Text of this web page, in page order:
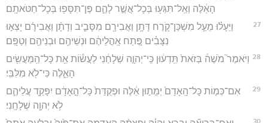
הָאֵ֔לֶּה וְאַֽל־תִּגְּע֖וּ בְּכָל־אֲשֶׁ֣ר לָהֶ֑ם פֶּן־תִּסָּפ֖וּ בְּכָל־חַטֹּאתָֽם׃
27
וַיֵּעָל֗וּ מֵעַ֧ל מִשְׁכַּן־קֹ֛רֶח דָּתָ֥ן וַאֲבִירָ֖ם מִסָּבִ֑יב וְדָתָ֨ן וַאֲבִירָ֜ם יָצְא֣וּ
נִצָּבִ֗ים פֶּ֚תַח אָֽהֳלֵיהֶ֔ם וּנְשֵׁיהֶ֥ם וּבְנֵיהֶ֖ם וְטַפָּֽם׃
28 וַיֹּאמֶר֮ מֹשֶׁה֒ בְּזֹאת֙ תֵּֽדְע֔וּן כִּֽי־יְהוָ֣ה שְׁלָחַ֔נִי לַעֲשׂ֕וֹת אֵ֥ת כָּל־הַֽמַּעֲשִׂ֖ים
הָאֵ֑לֶּה כִּי־לֹ֖א מִלִּבִּֽי׃
29
אִם־כְּמ֤וֹת כָּל־הָֽאָדָם֙ יְמֻת֣וּן אֵ֔לֶּה וּפְקֻדַּת֙ כָּל־הָ֣אָדָ֔ם יִפָּקֵ֖ד עֲלֵיהֶ֑ם
לֹ֥א יְהוָ֖ה שְׁלָחָֽנִי׃
30